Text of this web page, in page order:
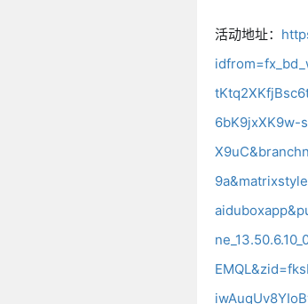
活动地址：
6bK9jxXK9w-